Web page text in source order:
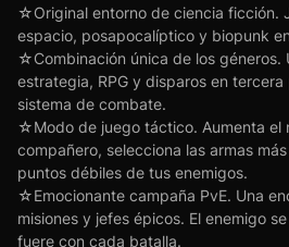
☆Original entorno de ciencia ficción.
espacio, posapocalíptico y biopunk
☆Combinación única de los géneros.
estrategia, RPG y disparos en
sistema de combate.
☆Modo de juego táctico. Aumenta el
compañero, selecciona las armas
puntos débiles de tus enemigos.
☆Emocionante campaña PvE. Una
misiones y jefes épicos. El enemigo
fuere con cada batalla.